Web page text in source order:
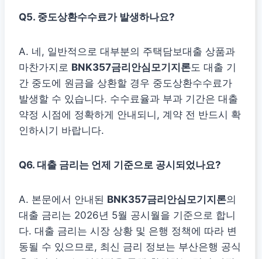
Q5. 중도상환수수료가 발생하나요?
A. 네, 일반적으로 대부분의 주택담보대출 상품과
마찬가지로 BNK357금리안심모기지론도 대출 기
간 중도에 원금을 상환할 경우 중도상환수수료가
발생할 수 있습니다. 수수료율과 부과 기간은 대출
약정 시점에 정확하게 안내되니, 계약 전 반드시 확
인하시기 바랍니다.
Q6. 대출 금리는 언제 기준으로 공시되었나요?
A. 본문에서 안내된 BNK357금리안심모기지론의
대출 금리는 2026년 5월 공시월을 기준으로 합니
다. 대출 금리는 시장 상황 및 은행 정책에 따라 변
동될 수 있으므로, 최신 금리 정보는 부산은행 공식